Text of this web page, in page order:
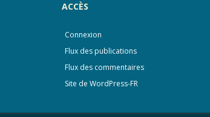
ACCÈS
Connexion
Flux des publications
Flux des commentaires
Site de WordPress-FR